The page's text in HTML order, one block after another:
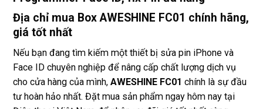
Địa chỉ mua Box AWESHINE FC01 chính hãng,
giá tốt nhất
Nếu bạn đang tìm kiếm một thiết bị sửa pin iPhone và
Face ID chuyên nghiệp để nâng cấp chất lượng dịch vụ
cho cửa hàng của mình, AWESHINE FC01 chính là sự đầu
tư hoàn hảo nhất. Đặt mua sản phẩm ngay hôm nay tại